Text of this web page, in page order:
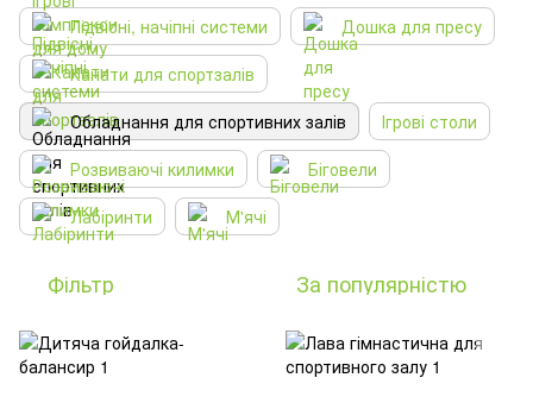
Підвісні, начіпні системи
Дошка для пресу
Канати для спортзалів
Обладнання для спортивних залів
Ігрові столи
Розвиваючі килимки
Біговели
Лабіринти
М'ячі
Фільтр За популярністю